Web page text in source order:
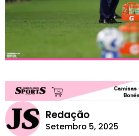
Redação
Setembro 5, 2025